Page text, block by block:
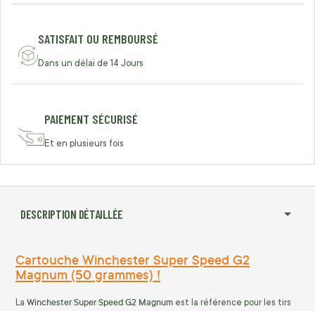
SATISFAIT OU REMBOURSÉ
Dans un délai de 14 Jours
PAIEMENT SÉCURISÉ
Et en plusieurs fois
DESCRIPTION DÉTAILLÉE
Cartouche Winchester Super Speed G2
Magnum (50 grammes) !
La Winchester Super Speed G2 Magnum est la référence pour les tirs